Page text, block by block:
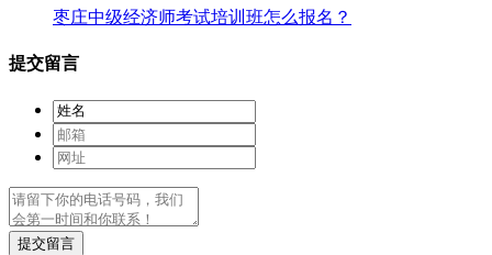
枣庄中级经济师考试培训班怎么报名？
提交留言
提交留言